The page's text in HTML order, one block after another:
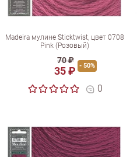
Madeira мулине Sticktwist, цвет 0708
Pink (Розовый)
70 ₽
35 ₽ - 50%
0